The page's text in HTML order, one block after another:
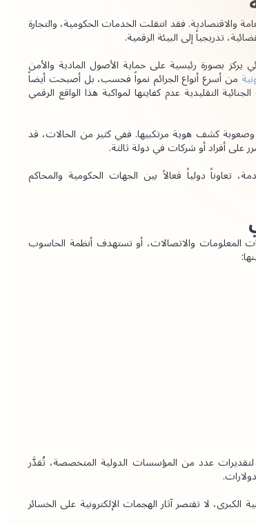
تدريجياً إلى البيئة الرقمية.
وبالتوازي مع هذا التحول، تغيّرت طبيعة الجريمة أيضاً. فبعد أن كان القانون الجنائي يركز بصورة رئيسية على حماية الأصول المادية والأمن
من أسرع أنواع الجرائم نمواً فحسب، بل أصبحت أيضاً
من أبرز التحديات التي تواجه المنظومة القانونية الدولية، إذ أثبتت آليات الملاحقة الجنائية التقليدية عدم كفايتها لمواكبة هذا الواقع الرقمي
وتتسم الجرائم الإلكترونية الحديثة بطابعها العابر للحدود، ومستواها التقني المتقدم، وصعوبة كشف هوية مرتكبيها. ففي كثير من الحالات، قد
على أفراد أو شركات في دولة ثالثة.
لذلك، فإن التحقيق في هذه الجرائم يتطلب، إلى جانب الخبرات التقنية المتقدمة، تعاوناً دولياً فعالاً بين الجهات الحكومية والمحاكم
يُقصد بالجرائم الإلكترونية عموماً الأفعال غير المشروعة التي تُرتكب باستخدام تقنيات المعلومات والاتصالات، أو تستهدف أنظمة الحاسوب
تمثل الجرائم الإلكترونية ذات الدوافع المالية تهديداً بالغ الخطورة للشركات. ووفقاً لتقديرات عدد من المؤسسات الدولية المتخصصة، تُقدَّر
علاوةً على ذلك، لا تزال هذه الخسائر في تزايد مستمر. وبالنسبة إلى الشركات العالمية الكبرى، لا تقتصر آثار الهجمات الإلكترونية على الخسائر